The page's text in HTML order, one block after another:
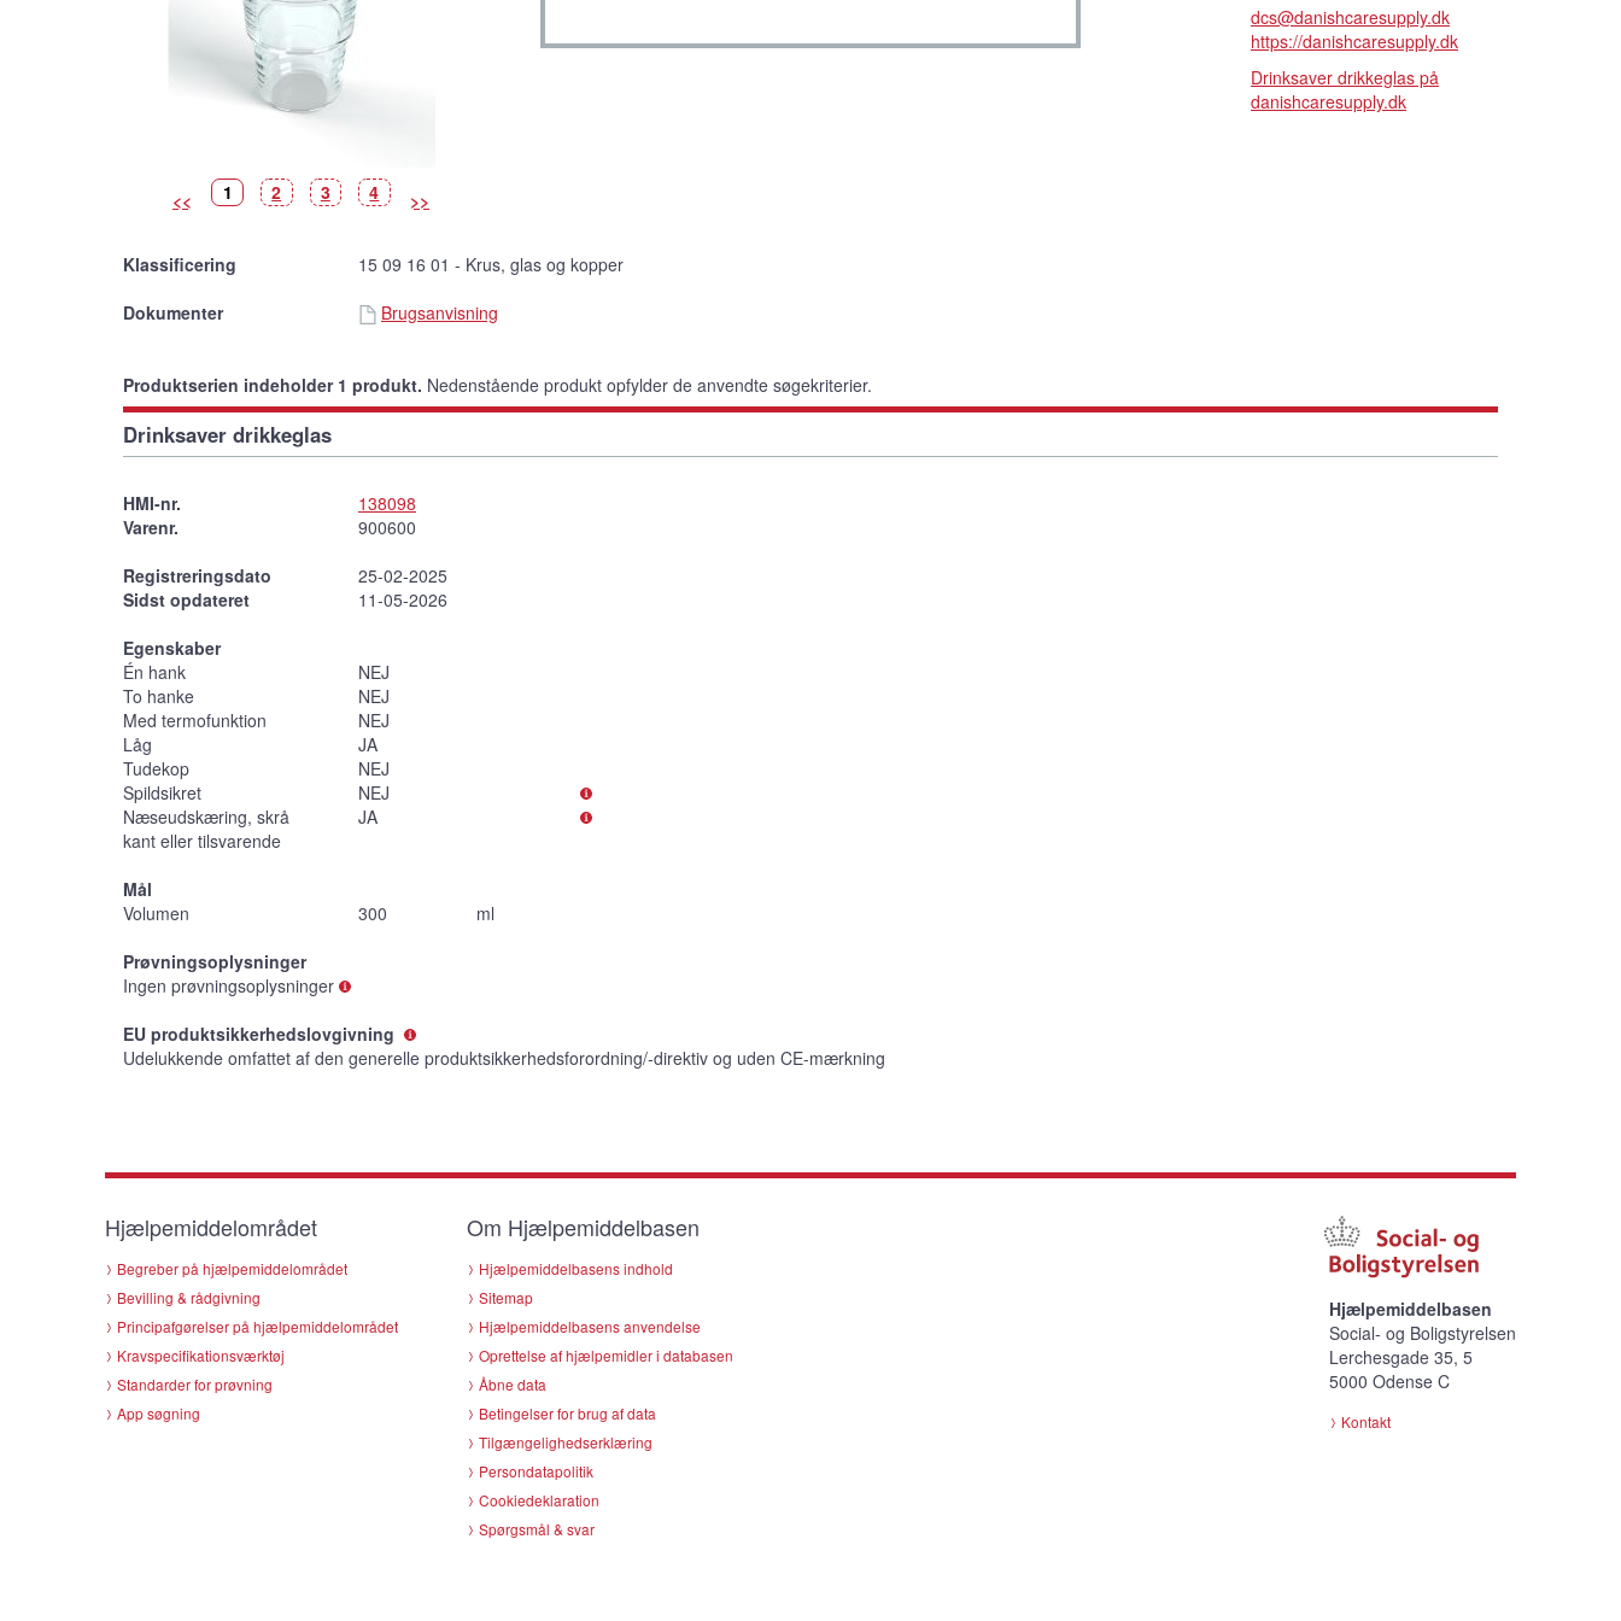
<< >>
Billede
1 (Vist
billede)
Billede
2 Billede
3 Billede
4
dcs@danishcaresupply.dk
https://danishcaresupply.dk
Drinksaver drikkeglas på
danishcaresupply.dk
Klassificering
15 09 16 01 - Krus, glas og kopper
Dokumenter
Brugsanvisning
Produktserien indeholder 1 produkt. Nedenstående produkt opfylder de anvendte søgekriterier.
Drinksaver drikkeglas
HMI-nr.
138098
Varenr.
900600
Registreringsdato
25-02-2025
Sidst opdateret
11-05-2026
Egenskaber
Én hank
NEJ
To hanke
NEJ
Med termofunktion
NEJ
Låg
JA
Tudekop
NEJ
Spildsikret
NEJ
Næseudskæring, skrå
kant eller tilsvarende
JA
Mål
Volumen
300
ml
Prøvningsoplysninger
Ingen prøvningsoplysninger
EU produktsikkerhedslovgivning
Udelukkende omfattet af den generelle produktsikkerhedsforordning/-direktiv og uden CE-mærkning
Hjælpemiddelområdet
Begreber på hjælpemiddelområdet
Bevilling & rådgivning
Principafgørelser på hjælpemiddelområdet
Kravspecifikationsværktøj
Standarder for prøvning
App søgning
Om Hjælpemiddelbasen
Hjælpemiddelbasens indhold
Sitemap
Hjælpemiddelbasens anvendelse
Oprettelse af hjælpemidler i databasen
Åbne data
Betingelser for brug af data
Tilgængelighedserklæring
Persondatapolitik
Cookiedeklaration
Spørgsmål & svar
Hjælpemiddelbasen
Social- og Boligstyrelsen
Lerchesgade 35, 5
5000 Odense C
Kontakt